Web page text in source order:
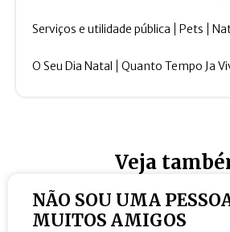
Serviços e utilidade pública Pets
O Seu Dia Natal Quanto Tempo Ja
Veja
NÃO SOU UMA
MUITOS AMIGOS